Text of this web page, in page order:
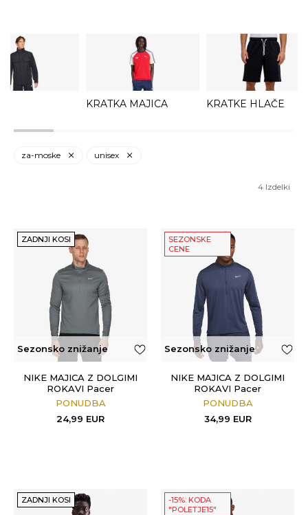
KRATKA MAJICA KRATKE HLAČE
za-moske unisex
4 Izdelki
ZADNJI KOSI
Sezonsko znižanje
NIKE MAJICA Z DOLGIMI
ROKAVI Pacer
PONUDBA
24,99 EUR
SEZONSKE
CENE
Sezonsko znižanje
NIKE MAJICA Z DOLGIMI
ROKAVI Pacer
PONUDBA
34,99 EUR
ZADNJI KOSI
-15%: KODA
"POLETJE15"